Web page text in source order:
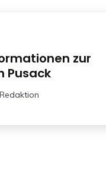
zur
Pusack
Redaktion